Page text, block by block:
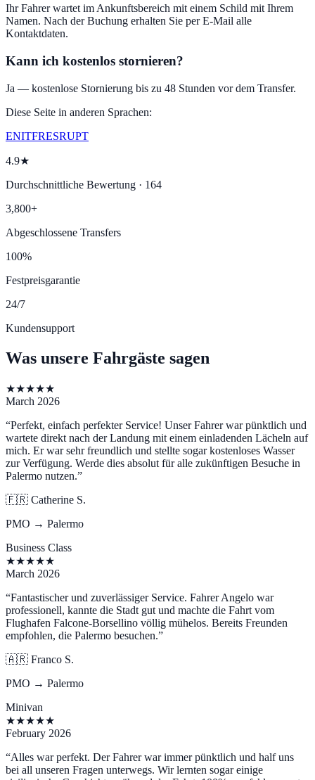
Ihr Fahrer wartet im Ankunftsbereich mit einem Schild mit Ihrem
Namen. Nach der Buchung erhalten Sie per E-Mail alle
Kontaktdaten.
Kann ich kostenlos stornieren?
Ja — kostenlose Stornierung bis zu 48 Stunden vor dem Transfer.
Diese Seite in anderen Sprachen:
ENITFRESRUPT
4.9★
Durchschnittliche Bewertung · 164
3,800+
Abgeschlossene Transfers
100%
Festpreisgarantie
24/7
Kundensupport
Was unsere Fahrgäste sagen
★★★★★
March 2026
“Perfekt, einfach perfekter Service! Unser Fahrer war pünktlich und
wartete direkt nach der Landung mit einem einladenden Lächeln auf
mich. Er war sehr freundlich und stellte sogar kostenloses Wasser
zur Verfügung. Werde dies absolut für alle zukünftigen Besuche in
Palermo nutzen.”
🇫🇷 Catherine S.
PMO → Palermo
Business Class
★★★★★
March 2026
“Fantastischer und zuverlässiger Service. Fahrer Angelo war
professionell, kannte die Stadt gut und machte die Fahrt vom
Flughafen Falcone-Borsellino völlig mühelos. Bereits Freunden
empfohlen, die Palermo besuchen.”
🇦🇷 Franco S.
PMO → Palermo
Minivan
★★★★★
February 2026
“Alles war perfekt. Der Fahrer war immer pünktlich und half uns
bei all unseren Fragen unterwegs. Wir lernten sogar einige